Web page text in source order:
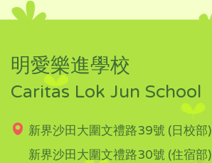
明愛樂進學校
Caritas Lok Jun School
新界沙田大圍文禮路39號 (日校部)
新界沙田大圍文禮路30號 (住宿部)